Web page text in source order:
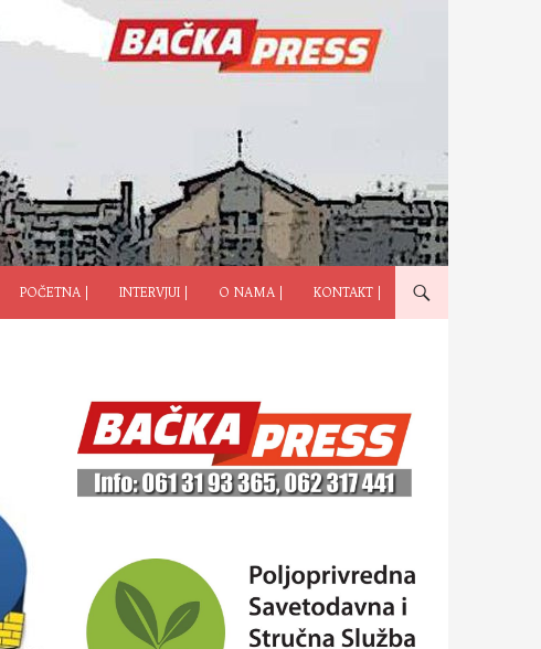
POČETNA |
INTERVJUI | O NAMA | KONTAKT |